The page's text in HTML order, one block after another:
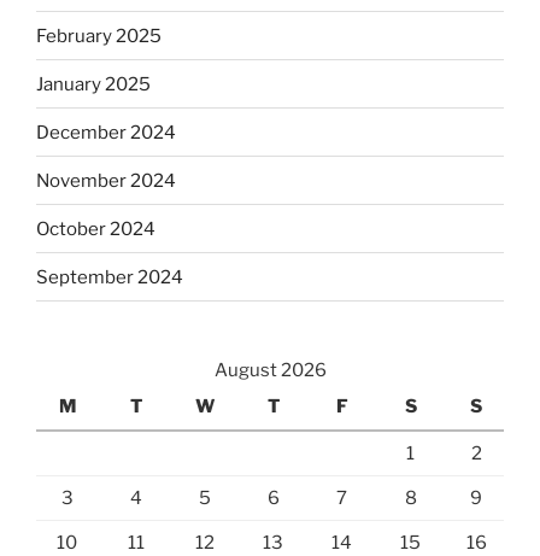
February 2025
January 2025
December 2024
November 2024
October 2024
September 2024
August 2026
M
T W T F S S
1 2
3 4 5 6 7 8 9
10 11 12 13 14 15 16